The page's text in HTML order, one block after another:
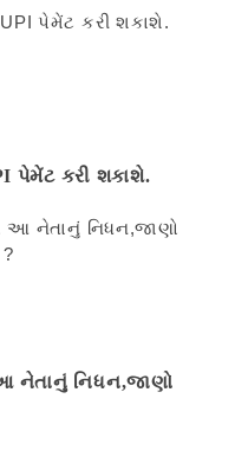
પેમેંટ કરી શકાશે.
નેતાનું નિધન,જાણો